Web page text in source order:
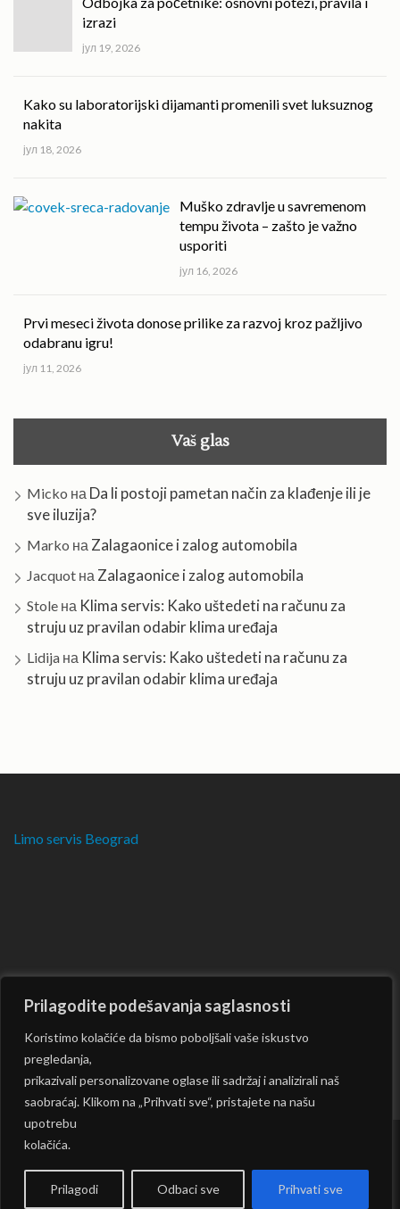
Prilagodite podešavanja saglasnosti
Koristimo kolačiće da bismo poboljšali vaše iskustvo
pregledanja,
prikazivali personalizovane oglase ili sadržaj i analizirali naš
saobraćaj. Klikom na „Prihvati sve“, pristajete na našu
upotrebu
kolačića.
Prilagodi Odbaci sve Prihvati sve
izrazi
јул 19, 2026
Kako su laboratorijski dijamanti promenili svet luksuznog
nakita
јул 18, 2026
Muško zdravlje u savremenom
tempu života – zašto je važno
usporiti
јул 16, 2026
Prvi meseci života donose prilike za razvoj kroz pažljivo
odabranu igru!
јул 11, 2026
Vaš glas
Micko на Da li postoji pametan način za klađenje ili je
sve iluzija?
Marko на Zalagaonice i zalog automobila
Jacquot на Zalagaonice i zalog automobila
Stole на Klima servis: Kako uštedeti na računu za
struju uz pravilan odabir klima uređaja
Lidija на Klima servis: Kako uštedeti na računu za
struju uz pravilan odabir klima uređaja
Limo servis Beograd
Powered by: